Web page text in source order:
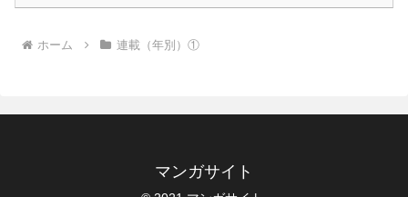
ホーム 連載（年別）①
マンガサイト